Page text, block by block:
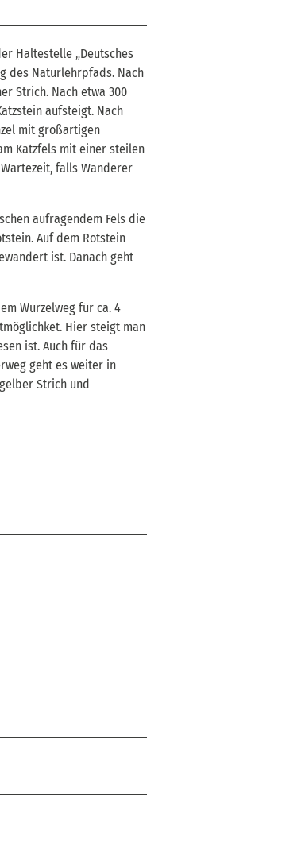
Haltestelle „Deutsches
des Naturlehrpfads. Nach
Strich. Nach etwa 300
aufsteigt. Nach
mit großartigen
Katzfels mit einer steilen
falls Wanderer
aufragendem Fels die
Auf dem Rotstein
ist. Danach geht
Wurzelweg für ca. 4
Hier steigt man
ist. Auch für das
geht es weiter in
Strich und